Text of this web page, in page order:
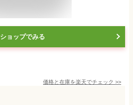
ショップでみる
価格と在庫を楽天でチェック >>